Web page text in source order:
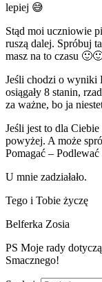
lepiej 😅
Stąd moi uczniowie
ruszą dalej. Spróbuj
masz na to czasu
Jeśli chodzi o wyniki
osiągały 8 stanin,
za ważne, bo ja
Jeśli jest to dla
powyżej. A może
Pomagać –
U mnie zadziałało.
Tego i Tobie życzę
Belferka Zosia
PS Moje rady
Smacznego!